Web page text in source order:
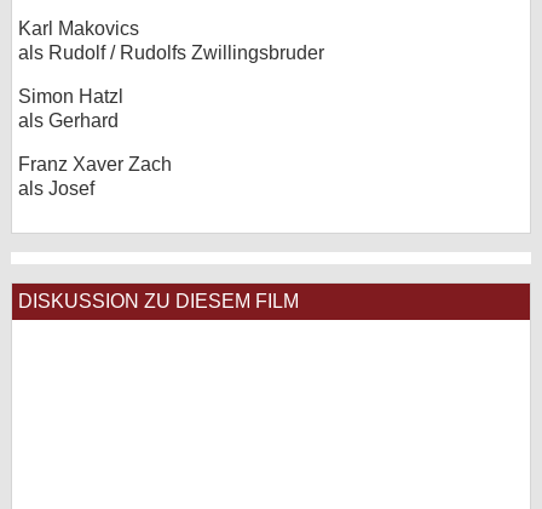
Karl Makovics
als Rudolf / Rudolfs Zwillingsbruder
Simon Hatzl
als Gerhard
Franz Xaver Zach
als Josef
DISKUSSION ZU DIESEM FILM